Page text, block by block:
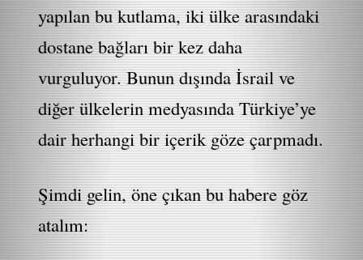
yapılan bu kutlama, iki ülke arasındaki
dostane bağları bir kez daha
vurguluyor. Bunun dışında İsrail ve
diğer ülkelerin medyasında Türkiye’ye
dair herhangi bir içerik göze çarpmadı.
Şimdi gelin, öne çıkan bu habere göz
atalım: